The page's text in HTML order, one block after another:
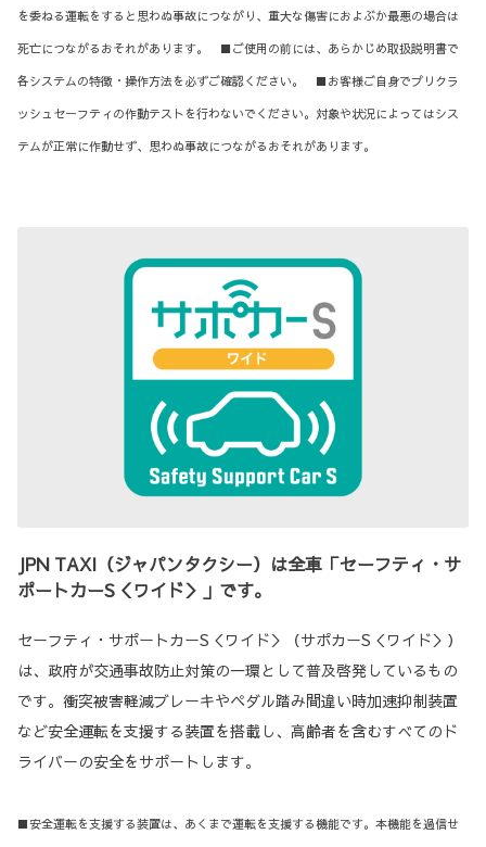
を委ねる運転をすると思わぬ事故につながり、重大な傷害におよぶか最悪の場合は
死亡につながるおそれがあります。 ■ご使用の前には、あらかじめ取扱説明書で
各システムの特徴・操作方法を必ずご確認ください。 ■お客様ご自身でプリクラ
ッシュセーフティの作動テストを行わないでください。対象や状況によってはシス
テムが正常に作動せず、思わぬ事故につながるおそれがあります。
JPN TAXI（ジャパンタクシー）は全車「セーフティ・サ
ポートカーS＜ワイド＞」です。
セーフティ・サポートカーS＜ワイド＞（サポカーS＜ワイド＞）
は、政府が交通事故防止対策の一環として普及啓発しているもの
です。衝突被害軽減ブレーキやペダル踏み間違い時加速抑制装置
など安全運転を支援する装置を搭載し、高齢者を含むすべてのド
ライバーの安全をサポートします。
■安全運転を支援する装置は、あくまで運転を支援する機能です。本機能を過信せ